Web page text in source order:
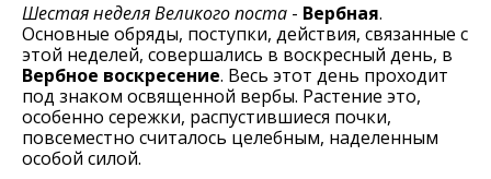
Шестая неделя Великого поста - Вербная.
Основные обряды, поступки, действия, связанные с
этой неделей, совершались в воскресный день, в
Вербное воскресение. Весь этот день проходит
под знаком освященной вербы. Растение это,
особенно сережки, распустившиеся почки,
повсеместно считалось целебным, наделенным
особой силой.